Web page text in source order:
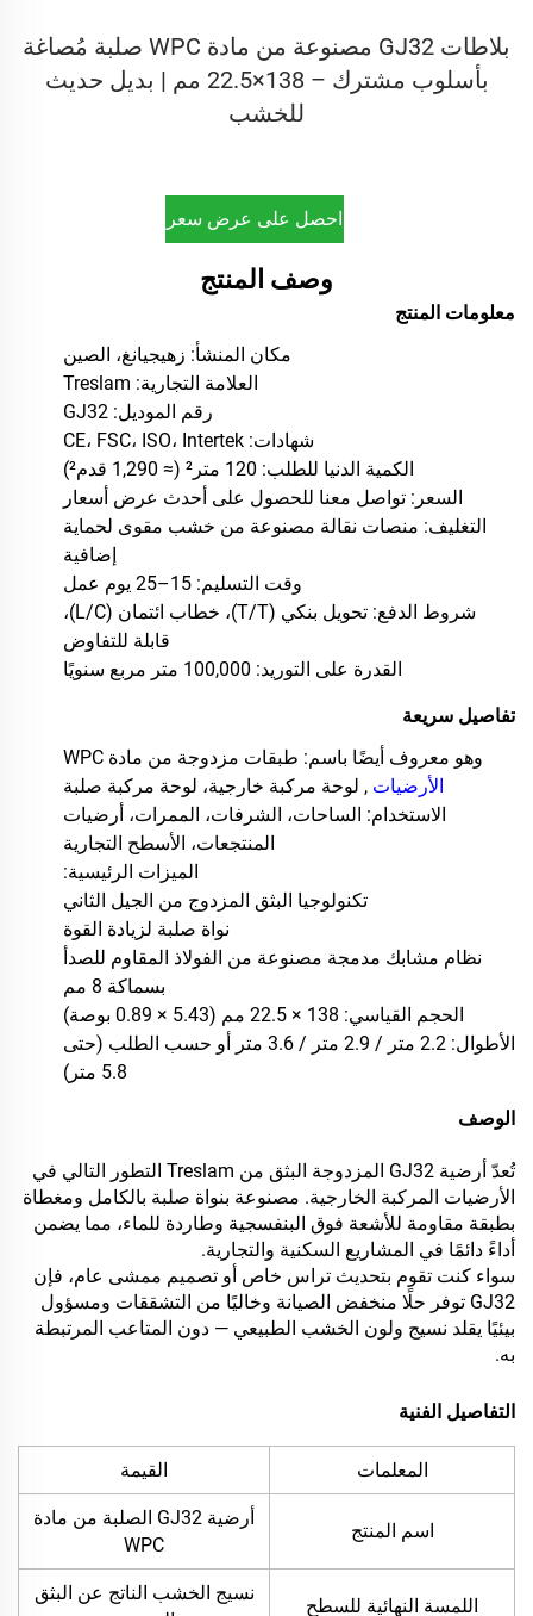
بلاطات GJ32 مصنوعة من مادة WPC صلبة مُصاغة
بأسلوب مشترك – 138×22.5 مم | بديل حديث
للخشب
احصل على عرض سعر
وصف المنتج
معلومات المنتج
مكان المنشأ: زهيجيانغ، الصين
العلامة التجارية: Treslam
رقم الموديل: GJ32
شهادات: CE، FSC، ISO، Intertek
الكمية الدنيا للطلب: 120 متر² (≈ 1,290 قدم²)
السعر: تواصل معنا للحصول على أحدث عرض أسعار
التغليف: منصات نقالة مصنوعة من خشب مقوى لحماية
إضافية
وقت التسليم: 15–25 يوم عمل
شروط الدفع: تحويل بنكي (T/T)، خطاب ائتمان (L/C)،
قابلة للتفاوض
القدرة على التوريد: 100,000 متر مربع سنويًا
تفاصيل سريعة
وهو معروف أيضًا باسم: طبقات مزدوجة من مادة WPC
الأرضيات , لوحة مركبة خارجية، لوحة مركبة صلبة
الاستخدام: الساحات، الشرفات، الممرات، أرضيات
المنتجعات، الأسطح التجارية
الميزات الرئيسية:
تكنولوجيا البثق المزدوج من الجيل الثاني
نواة صلبة لزيادة القوة
نظام مشابك مدمجة مصنوعة من الفولاذ المقاوم للصدأ
بسماكة 8 مم
الحجم القياسي: 138 × 22.5 مم (5.43 × 0.89 بوصة)
الأطوال: 2.2 متر / 2.9 متر / 3.6 متر أو حسب الطلب (حتى
5.8 متر)
الوصف
تُعدّ أرضية GJ32 المزدوجة البثق من Treslam التطور التالي في
الأرضيات المركبة الخارجية. مصنوعة بنواة صلبة بالكامل ومغطاة
بطبقة مقاومة للأشعة فوق البنفسجية وطاردة للماء، مما يضمن
أداءً دائمًا في المشاريع السكنية والتجارية.
سواء كنت تقوم بتحديث تراس خاص أو تصميم ممشى عام، فإن
GJ32 توفر حلًا منخفض الصيانة وخاليًا من التشققات ومسؤول
بيئيًا يقلد نسيج ولون الخشب الطبيعي — دون المتاعب المرتبطة
به.
التفاصيل الفنية
المعلمات القيمة
اسم المنتج
أرضية GJ32 الصلبة من مادة
WPC
اللمسة النهائية للسطح
نسيج الخشب الناتج عن البثق